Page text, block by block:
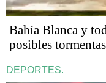
Bahía Blanca y
posibles tormentas
DEPORTES.